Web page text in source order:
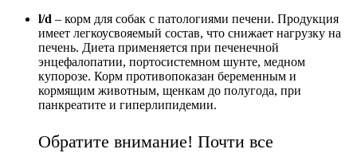
l/d – корм для собак с патологиями печени. Продукция
имеет легкоусвояемый состав, что снижает нагрузку на
печень. Диета применяется при печенечной
энцефалопатии, портосистемном шунте, медном
купорозе. Корм противопоказан беременным и
кормящим животным, щенкам до полугода, при
панкреатите и гиперлипидемии.
Обратите внимание! Почти все